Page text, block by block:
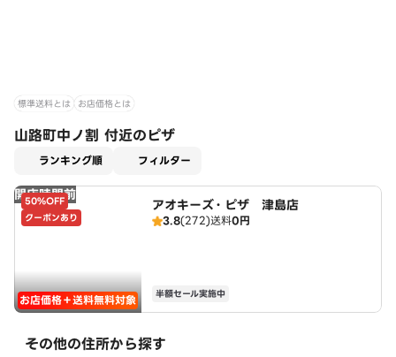
標準送料とは お店価格とは
山路町中ノ割 付近のピザ
ランキング順 フィルター
開店時間前
50%OFF
クーポンあり
お店価格＋送料無料対象
アオキーズ・ピザ 津島店
3.8(272)送料0円
半額セール実施中
その他の住所から探す